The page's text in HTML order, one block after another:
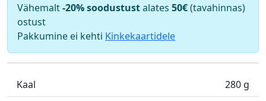
Vähemalt-20% soodustustalates 50€(tavahinnas)
ostust
Pakkumine ei kehti Kinkekaartidele
Kaal
280 g